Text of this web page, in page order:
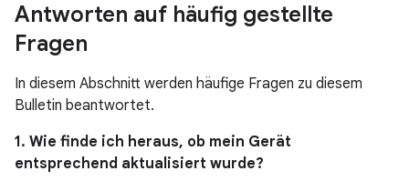
Antworten auf häufig gestellte
Fragen
In diesem Abschnitt werden häufige Fragen zu diesem
Bulletin beantwortet.
1. Wie finde ich heraus, ob mein Gerät
entsprechend aktualisiert wurde?